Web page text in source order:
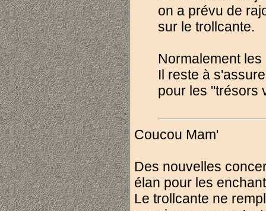
on a prévu de
sur le trollcante.
Normalement
Il reste à
pour les "trésors
Coucou Mam'
Des nouvelles
élan pour les
Le trollcante ne